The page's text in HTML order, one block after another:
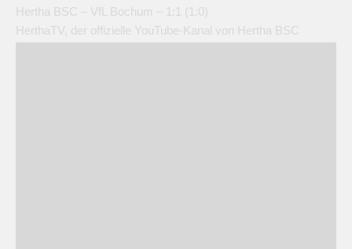
Hertha BSC – VfL Bochum – 1:1 (1:0)
HerthaTV, der offizielle YouTube-Kanal von Hertha BSC